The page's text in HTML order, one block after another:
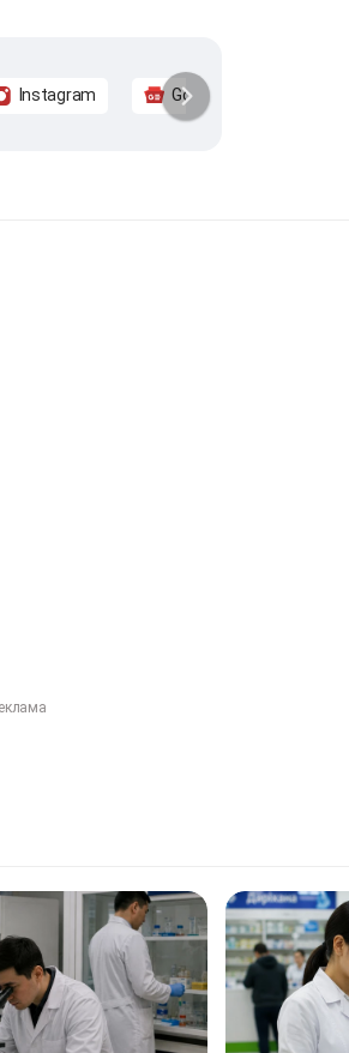
Instagram Google News